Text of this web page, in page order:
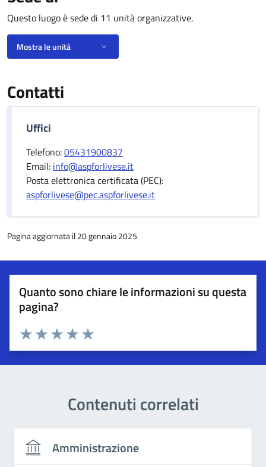
Questo luogo è sede di 11 unità organizzative.
Mostra le unità
Contatti
Uffici
Telefono:05431900837
Email: info@aspforlivese.it
Posta elettronica certificata (PEC):
aspforlivese@pec.aspforlivese.it
Pagina aggiornata il 20 gennaio 2025
Quanto sono chiare le informazioni su questa
pagina?
Esprimi una valutazione
Valuta 5 stelle su 5
Valuta 4 stelle su 5
Valuta 3 stelle su 5
Valuta 2 stelle su 5
Valuta 1 stelle su 5
Contenuti correlati
Amministrazione